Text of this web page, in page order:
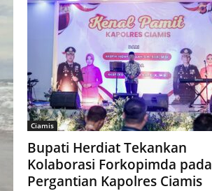
Ciamis
Bupati Herdiat Tekankan
Kolaborasi Forkopimda pada
Pergantian Kapolres Ciamis